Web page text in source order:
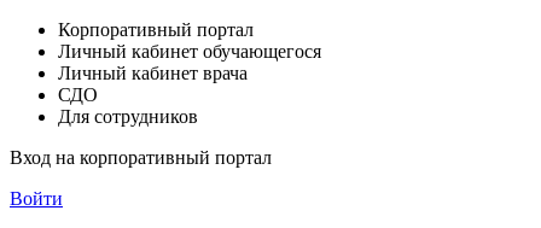
Корпоративный портал
Личный кабинет обучающегося
Личный кабинет врача
СДО
Для сотрудников
Вход на корпоративный портал
Войти